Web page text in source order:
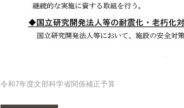
令和7年度文部科学省関係補正予算